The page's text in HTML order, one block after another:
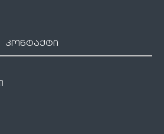
კონტაქტი